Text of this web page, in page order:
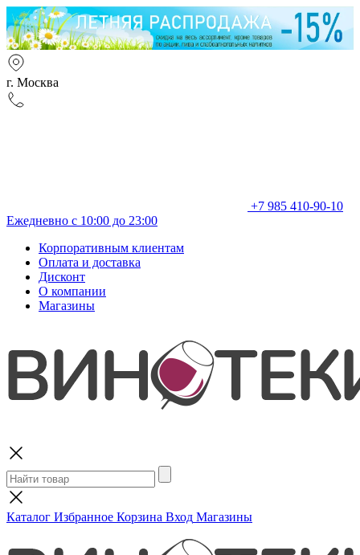
г. Москва
+7 985 410-90-10
Ежедневно с 10:00 до 23:00
Корпоративным клиентам
Оплата и доставка
Дисконт
О компании
Магазины
Каталог Избранное Корзина Вход Магазины